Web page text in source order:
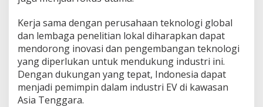
Kerja sama dengan perusahaan teknologi global
dan lembaga penelitian lokal diharapkan dapat
mendorong inovasi dan pengembangan teknologi
yang diperlukan untuk mendukung industri ini.
Dengan dukungan yang tepat, Indonesia dapat
menjadi pemimpin dalam industri EV di kawasan
Asia Tenggara.